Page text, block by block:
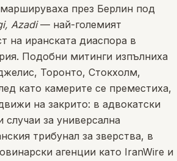
маршируваха през Берлин под
Azadi— най-големият
на иранската диаспора в
Подобни митинги изпълниха
Торонто, Стокхолм,
като камерите се преместиха,
на закрито: в адвокатски
случаи за универсална
трибунал за зверства, в
агенции като IranWire и